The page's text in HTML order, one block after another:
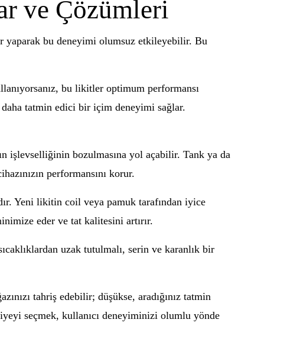
ve Çözümleri
yaparak bu deneyimi olumsuz etkileyebilir. Bu
bu likitler optimum performansı
tatmin edici bir içim deneyimi sağlar.
işlevselliğinin bozulmasına yol açabilir. Tank ya da
performansını korur.
Yeni likitin coil veya pamuk tarafından iyice
eder ve tat kalitesini artırır.
uzak tutulmalı, serin ve karanlık bir
tahriş edebilir; düşükse, aradığınız tatmin
seçmek, kullanıcı deneyiminizi olumlu yönde